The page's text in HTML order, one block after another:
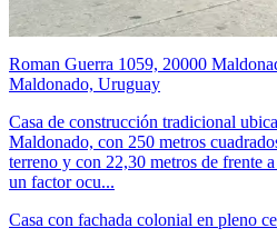
Roman Guerra 1059, 20000
Maldonado, Uruguay
Casa de construcción tradicional
Maldonado, con 250 metros
terreno y con 22,30 metros de frente
un factor ocu...
Casa con fachada colonial en pleno